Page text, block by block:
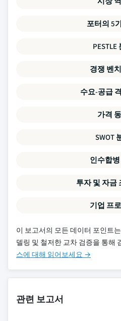
포터의 5
PESTLE
경쟁 벤
수요-공급
가격
SWOT
인수합
투자 및 자금
기업 프
이 보고서의 모든 데이터 포인트
델링 및 철저한 교차 검증을 통해
스에 대해 읽어보세요 →
관련 보고서